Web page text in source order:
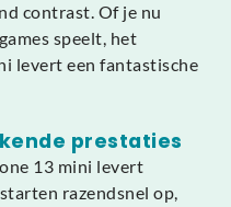
contrast. Of je nu
speelt, het
levert een fantastische
prestaties
13 mini levert
razendsnel op,